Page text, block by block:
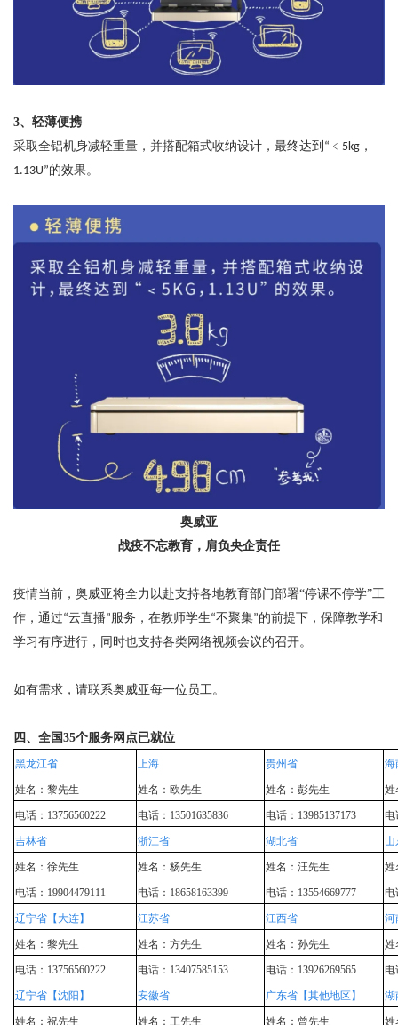
3、 轻薄便携
采取全铝机身减轻重量，并搭配箱式收纳设计，最终达到 “ ﹤ 5kg ，
1.13U”的效果。
奥威亚
战疫不忘教育，肩负央企责任
疫情当前，奥威亚将全力以赴支持各地教育部门部署“停课不停学”工
作，通过“云直播”服务，在教师学生“不聚集”的前提下，保障教学和
学习 有序进行 ，同时也支持各类网络视频会议的召开。
如有需求，请联系奥威亚每一位员工。
四、 全国35个服务网点已就位
黑龙江省 上海 贵州省 海
姓名：黎先生 姓名：欧先生 姓名：彭先生 姓
电话：13756560222 电话：13501635836 电话：13985137173 电
吉林省 浙江省 湖北省 山
姓名：徐先生 姓名：杨先生 姓名：汪先生 姓
电话：19904479111 电话：18658163399 电话：13554669777 电
辽宁省【大连】 江苏省 江西省 河
姓名：黎先生 姓名：方先生 姓名：孙先生 姓
电话：13756560222 电话：13407585153 电话：13926269565 电
辽宁省【沈阳】 安徽省 广东省【其他地区】 湖
姓名：祝先生 姓名：王先生 姓名：曾先生 姓